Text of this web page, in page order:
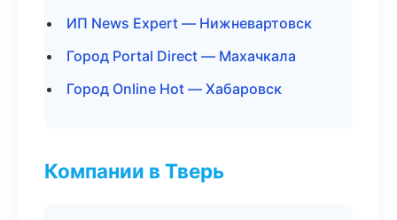
ИП News Expert — Нижневартовск
Город Portal Direct — Махачкала
Город Online Hot — Хабаровск
Компании в Тверь